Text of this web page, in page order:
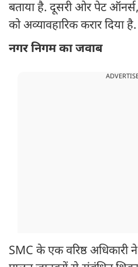
बताया है. दूसरी ओर पेट
को अव्यावहारिक करार दिया है.
नगर निगम का जवाब
SMC के एक वरिष्ठ अधिकारी